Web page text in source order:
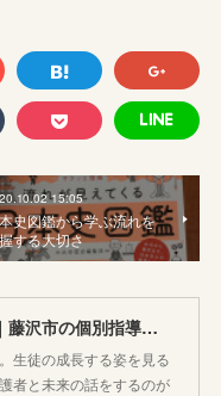
15:05
史図鑑から学ぶ流れを
する大切さ
「第二の家」ブログ｜藤沢市の個別指導塾のお話
生徒の成長する姿を見る
者と未来の話をするのが